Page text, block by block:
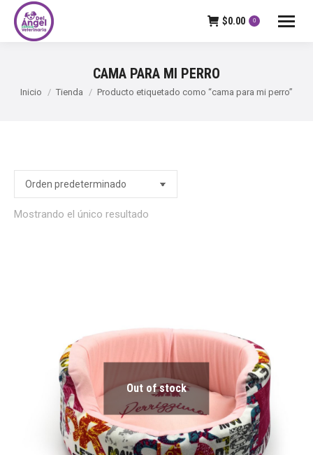
$0.00 0
CAMA PARA MI PERRO
Estás aquí:
Inicio Tienda Producto etiquetado como “cama para mi perro”
Mostrando el único resultado
Out of stock